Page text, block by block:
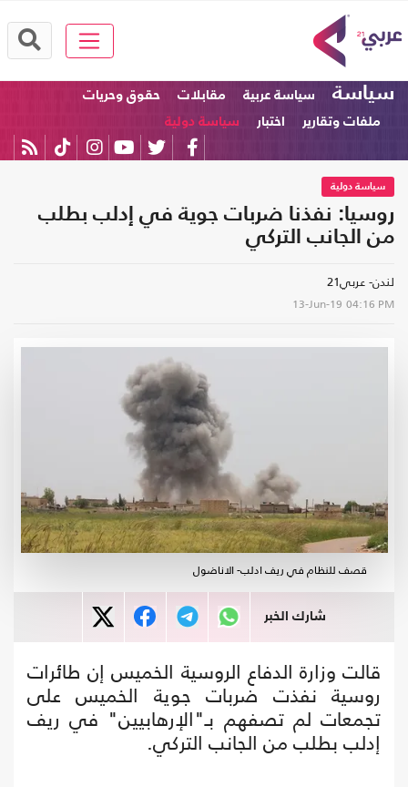
سياسة سياسة عربية مقابلات
حقوق وحريات
ملفات وتقارير
اختبار سياسة دولية
سياسة دولية
روسيا: نفذنا ضربات جوية في إدلب بطلب
من الجانب التركي
لندن- عربي21
13-Jun-19 04:16 PM
قصف للنظام في ريف ادلب- الاناضول
شارك الخبر
قالت وزارة الدفاع الروسية الخميس إن طائرات
روسية نفذت ضربات جوية الخميس على
تجمعات لم تصفهم بـ"الإرهابيين" في ريف
إدلب بطلب من الجانب التركي.